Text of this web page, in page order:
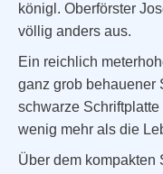
königl. Oberförster
völlig anders aus.
Ein reichlich
ganz grob behauener
schwarze
wenig mehr als die
Über dem kompakten